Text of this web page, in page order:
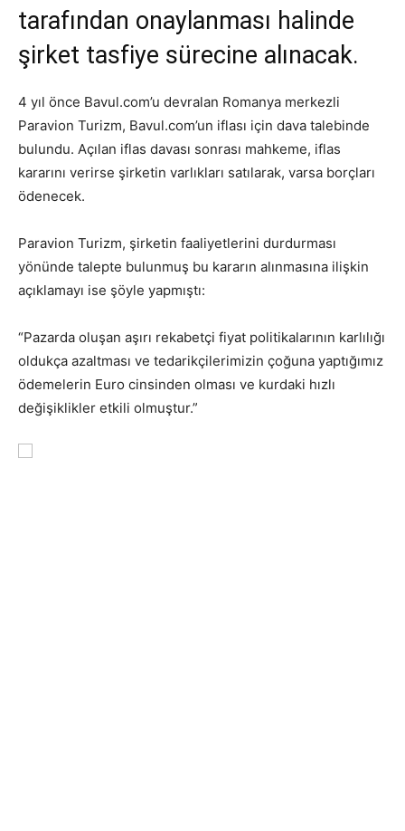
tarafından onaylanması halinde
şirket tasfiye sürecine alınacak.
4 yıl önce Bavul.com’u devralan Romanya merkezli
Paravion Turizm, Bavul.com’un iflası için dava talebinde
bulundu. Açılan iflas davası sonrası mahkeme, iflas
kararını verirse şirketin varlıkları satılarak, varsa borçları
ödenecek.
Paravion Turizm, şirketin faaliyetlerini durdurması
yönünde talepte bulunmuş bu kararın alınmasına ilişkin
açıklamayı ise şöyle yapmıştı:
“Pazarda oluşan aşırı rekabetçi fiyat politikalarının karlılığı
oldukça azaltması ve tedarikçilerimizin çoğuna yaptığımız
ödemelerin Euro cinsinden olması ve kurdaki hızlı
değişiklikler etkili olmuştur.”